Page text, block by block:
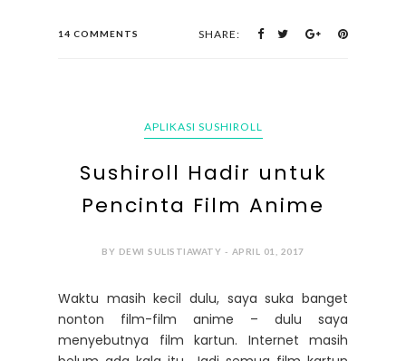
14 COMMENTS SHARE:
APLIKASI SUSHIROLL
Sushiroll Hadir untuk
Pencinta Film Anime
BY DEWI SULISTIAWATY - APRIL 01, 2017
Waktu masih kecil dulu, saya suka banget
nonton film-film anime – dulu saya
menyebutnya film kartun. Internet masih